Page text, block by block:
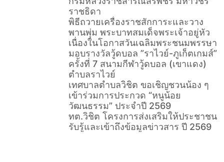
ราชธิดา
พิธีถวายเครื่องราชสักการะและวาง
พานพุ่ม พระบาทสมเด็จพระเจ้าอยู่หัว
เนื่องในโอกาสวันเฉลิมพระชนมพรรษา
มอบรางวัลวู้ดบอล ”ราไวย์-ภูเก็ตเกมส์”
ครั้งที่ 7 สนามกีฬาวู้ดบอล (เขาแดง)
ตำบลราไวย์
เทศบาลตำบลวิชิต ขอเชิญชวนน้อง ๆ
เข้าร่วมการประกวด “หนูน้อย
วัฒนธรรม” ประจำปี 2569
ทต.วิชิต โครงการส่งเสริมให้ประชาชน
รับรู้และเข้าถึงข้อมูลข่าวสาร ปี 2569